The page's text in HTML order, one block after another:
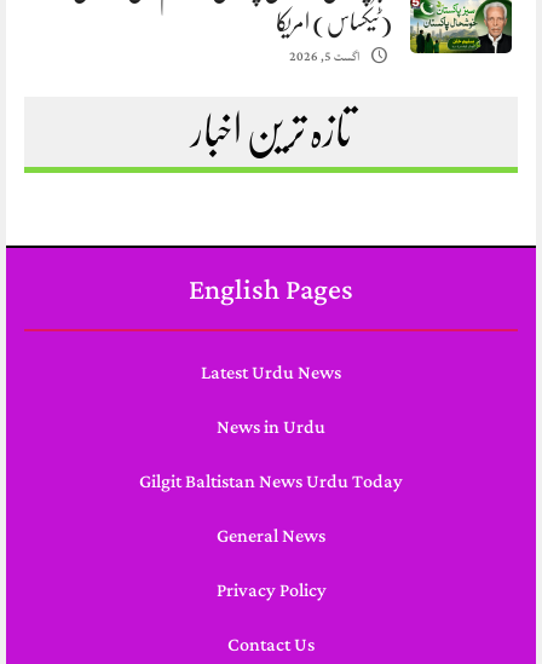
(ٹیکساس) امریکا
اگست 5, 2026
تازہ ترین اخبار
English Pages
Latest Urdu News
News in Urdu
Gilgit Baltistan News Urdu Today
General News
Privacy Policy
Contact Us